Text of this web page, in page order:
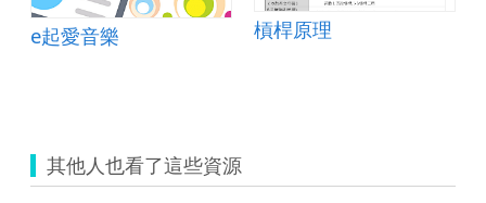
e起愛音樂
槓桿原理
其他人也看了這些資源